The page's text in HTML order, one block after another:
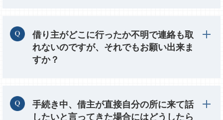
借り主がどこに行ったか不明で連絡も取
れないのですが、それでもお願い出来ま
すか？
手続き中、借主が直接自分の所に来て話
したいと言ってきた場合にはどうしたら